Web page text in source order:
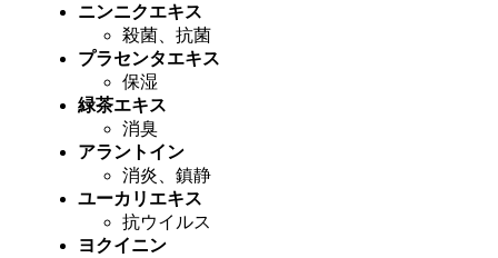
ニンニクエキス
殺菌、抗菌
プラセンタエキス
保湿
緑茶エキス
消臭
アラントイン
消炎、鎮静
ユーカリエキス
抗ウイルス
ヨクイニン